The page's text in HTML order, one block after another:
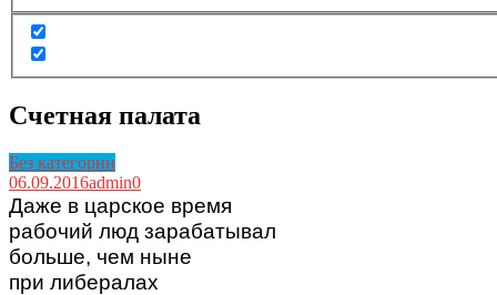
Счетная палата
Без категории
06.09.2016admin0
Даже в царское время
рабочий люд зарабатывал
больше, чем ныне
при либералах